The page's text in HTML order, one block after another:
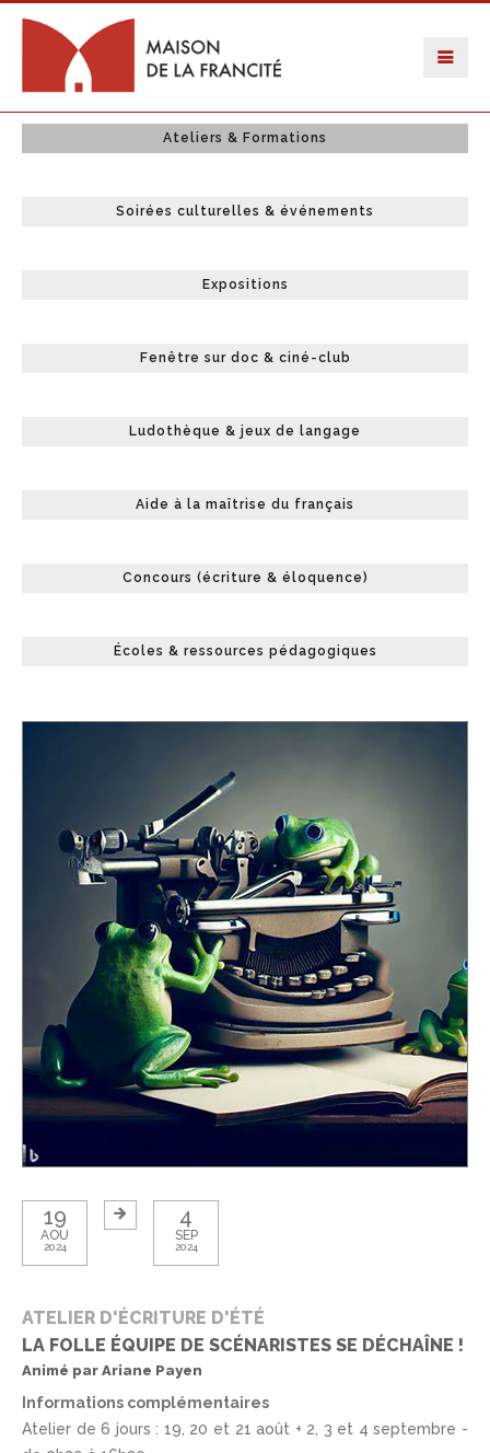
Ateliers & Formations
Soirées culturelles & événements
Expositions
Fenêtre sur doc & ciné-club
Ludothèque & jeux de langage
Aide à la maîtrise du français
Concours (écriture & éloquence)
Écoles & ressources pédagogiques
19
AOU
2024
4
SEP
2024
ATELIER D'ÉCRITURE D'ÉTÉ
LA FOLLE ÉQUIPE DE SCÉNARISTES SE DÉCHAÎNE !
Animé par Ariane Payen
Informations complémentaires
Atelier de 6 jours : 19, 20 et 21 août + 2, 3 et 4 septembre -